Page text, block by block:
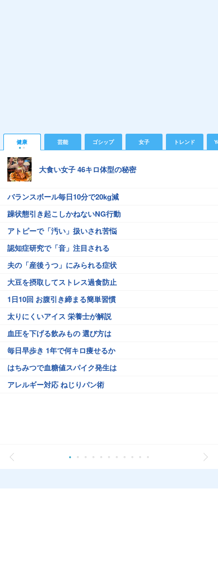
健康 芸能 ゴシップ 女子 トレンド
大食い女子 46キロ体型の秘密
バランスボール毎日10分で20kg減
躁状態引き起こしかねないNG行動
アトピーで「汚い」扱いされ苦悩
認知症研究で「音」注目される
夫の「産後うつ」にみられる症状
大豆を摂取してストレス過食防止
1日10回 お腹引き締まる簡単習慣
太りにくいアイス 栄養士が解説
血圧を下げる飲みもの 選び方は
毎日早歩き 1年で何キロ痩せるか
はちみつで血糖値スパイク発生は
アレルギー対応 ねじりパン術